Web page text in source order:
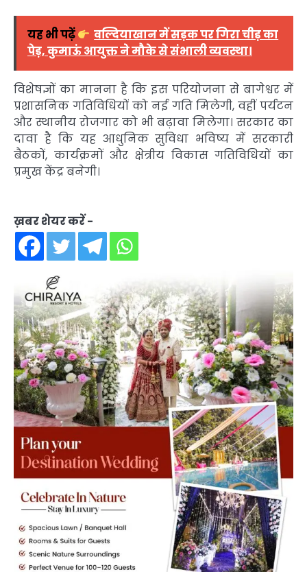
यह भी पढ़ें
वल्दियाखान में सड़क पर गिरा चीड़ का
पेड़, कुमाऊं आयुक्त ने मौके से संभाली व्यवस्था।
विशेषज्ञों का मानना है कि इस परियोजना से बागेश्वर में
प्रशासनिक गतिविधियों को नई गति मिलेगी, वहीं पर्यटन
और स्थानीय रोजगार को भी बढ़ावा मिलेगा। सरकार का
दावा है कि यह आधुनिक सुविधा भविष्य में सरकारी
बैठकों, कार्यक्रमों और क्षेत्रीय विकास गतिविधियों का
प्रमुख केंद्र बनेगी।
ख़बर शेयर करें -